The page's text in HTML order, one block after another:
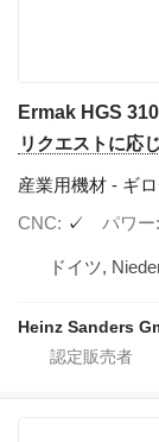
Ermak HGS
リクエストに応
産業用機材 - ギ
CNC
✓ パワー
ドイツ,
Heinz Sanders